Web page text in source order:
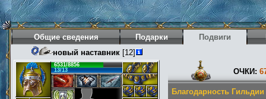
Общие сведения Подарки Подвиги
новый наставник[12]
6531/8856
13/13
ОЧКИ:
Благодарность Гильдии